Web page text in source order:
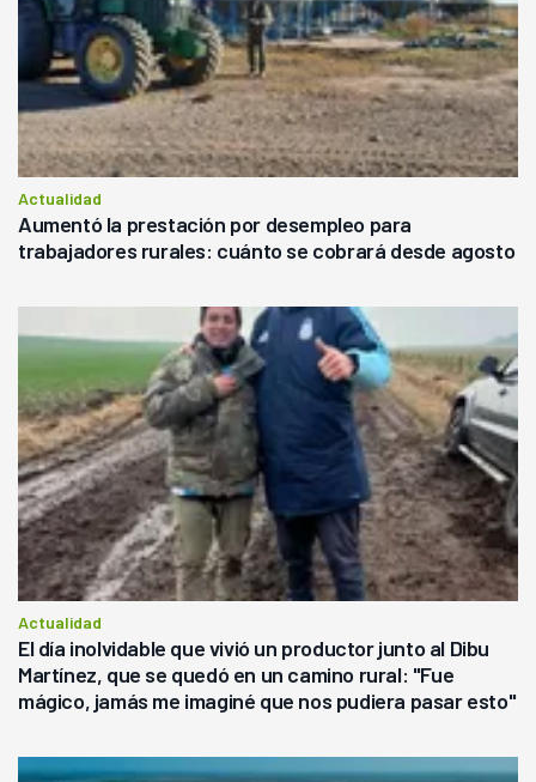
Actualidad
Aumentó la prestación por desempleo para
trabajadores rurales: cuánto se cobrará desde agosto
Actualidad
El día inolvidable que vivió un productor junto al Dibu
Martínez, que se quedó en un camino rural: "Fue
mágico, jamás me imaginé que nos pudiera pasar esto"